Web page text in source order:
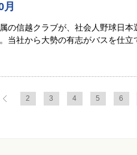
の信越クラブが、社会人野球日
当社から大勢の有志がバスを仕立
2 3 4 5 6